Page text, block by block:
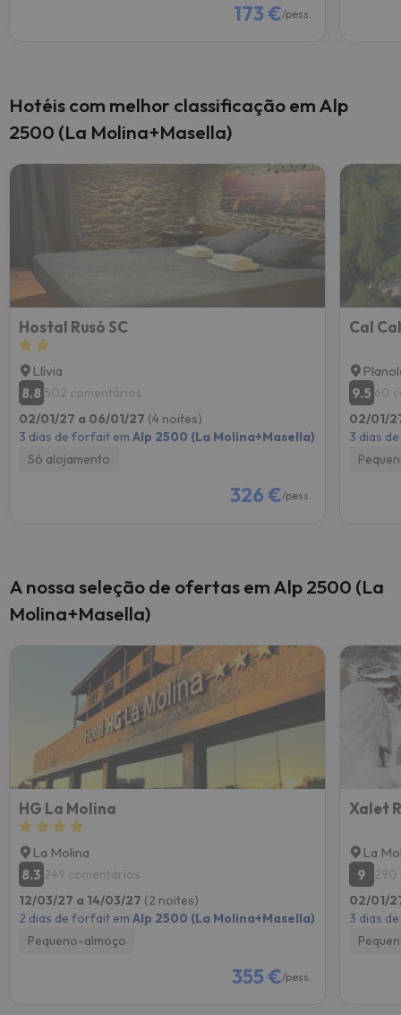
173 €/pess.
Hotéis com melhor classificação em Alp
2500 (La Molina+Masella)
Hostal Rusó SC
Llívia
8.8 502 comentários
02/01/27 a 06/01/27 (4 noites)
3 dias de forfait em Alp 2500 (La Molina+Masella)
Só alojamento
326 €/pess.
Cal
9.5 60
02/01/
3 dias
A nossa seleção de ofertas em Alp 2500 (La
Molina+Masella)
HG La Molina
La Molina
8.3 249 comentários
12/03/27 a 14/03/27 (2 noites)
2 dias de forfait em Alp 2500 (La Molina+Masella)
Pequeno-almoço
355 €/pess.
Xalet
La
9
290
02/01/
3 dias